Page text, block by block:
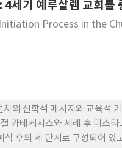
시간의 흐름과 폭넓은 경험
알 수 있다.
세기 예루살렘 교회를
Process in the
의 신학적 메시지와 교육적
카테케시스와 세례 후 미스
후의 세 단계로 구성되어 있